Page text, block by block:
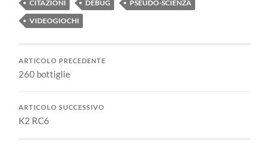
CITAZIONI DEBUG
PSEUDO-SCIENZA
VIDEOGIOCHI
ARTICOLO PRECEDENTE
260 bottiglie
ARTICOLO SUCCESSIVO
K2 RC6